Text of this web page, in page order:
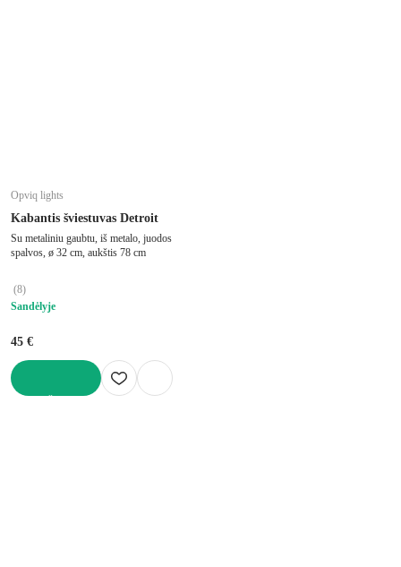
Opviq lights
Kabantis šviestuvas Detroit
Su metaliniu gaubtu, iš metalo, juodos
spalvos, ø 32 cm, aukštis 78 cm
(8)
Sandėlyje
45 €